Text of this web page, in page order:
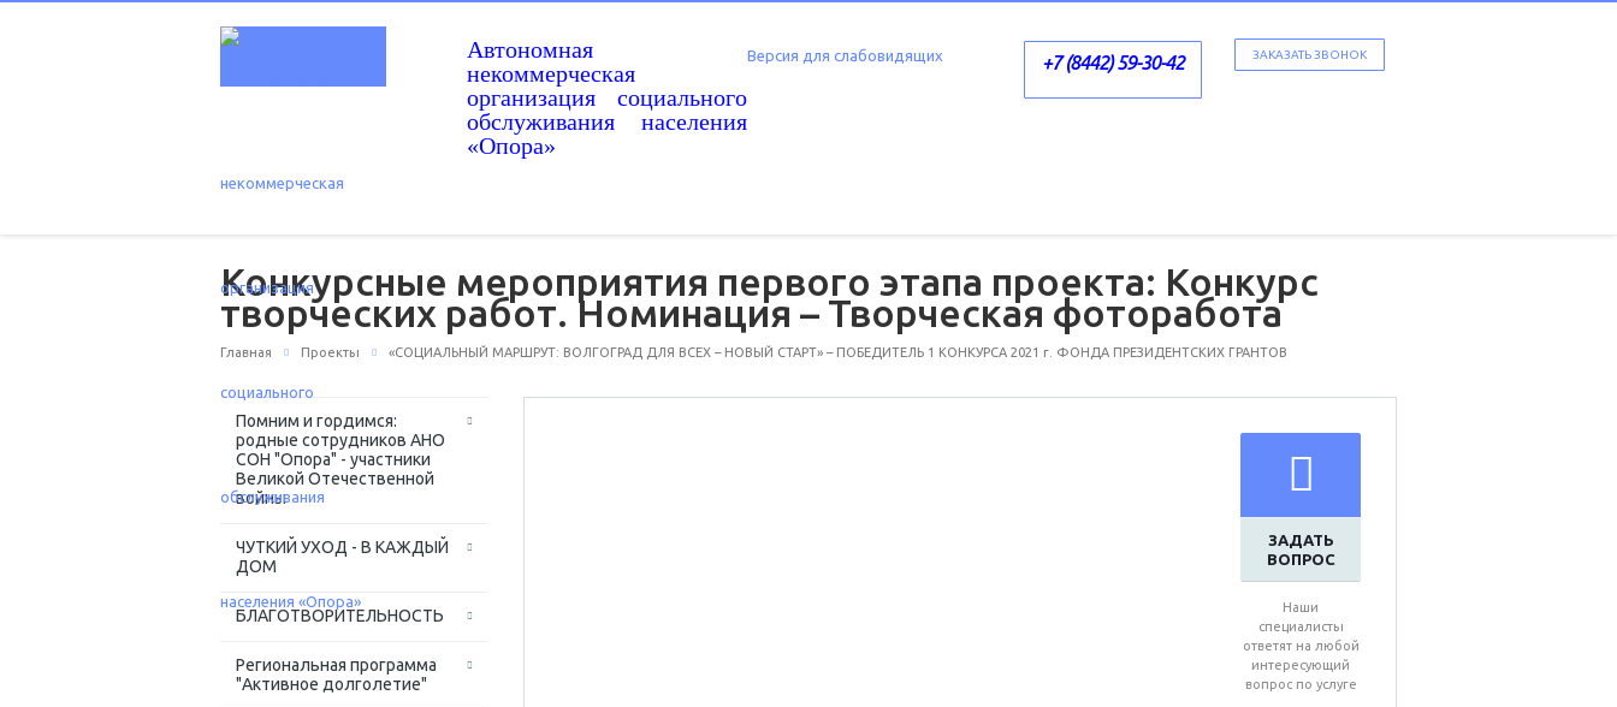
Автономная
некоммерческая
организация социального
обслуживания населения
«Опора»
ЗАКАЗАТЬ ЗВОНОК
+7 (8442) 59-30-42
Версия для слабовидящих
Конкурсные мероприятия первого этапа проекта: Конкурс
творческих работ. Номинация – Творческая фоторабота
Главная Проекты «СОЦИАЛЬНЫЙ МАРШРУТ: ВОЛГОГРАД ДЛЯ ВСЕХ – НОВЫЙ СТАРТ» – ПОБЕДИТЕЛЬ 1 КОНКУРСА 2021 г. ФОНДА ПРЕЗИДЕНТСКИХ ГРАНТОВ
Помним и гордимся:
родные сотрудников АНО
СОН "Опора" - участники
Великой Отечественной
войны
ЧУТКИЙ УХОД - В КАЖДЫЙ
ДОМ
БЛАГОТВОРИТЕЛЬНОСТЬ
Региональная программа
"Активное долголетие"
ЗАДАТЬ
ВОПРОС
Наши
специалисты
ответят на любой
интересующий
вопрос по услуге